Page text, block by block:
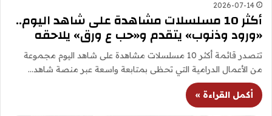
2026-07-14
أكثر 10 مسلسلات مشاهدة على شاهد اليوم..
«ورود وذنوب» يتقدم و«حب ع ورق» يلاحقه
تتصدر قائمة أكثر 10 مسلسلات مشاهدة على شاهد اليوم مجموعة
من الأعمال الدرامية التي تحظى بمتابعة واسعة عبر منصة شاهد…
أكمل القراءة »